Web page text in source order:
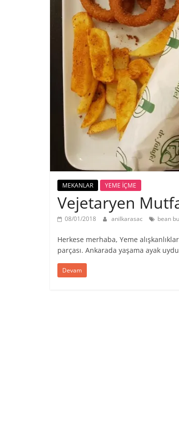
MEKANLAR YEME İÇME
Vejetaryen
08/01/2018 anilkarasac bean
Herkese merhaba, Yeme
parçası. Ankarada yaşama ayak
Devam